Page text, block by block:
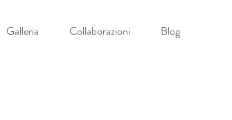
Galleria Collaborazioni Blog